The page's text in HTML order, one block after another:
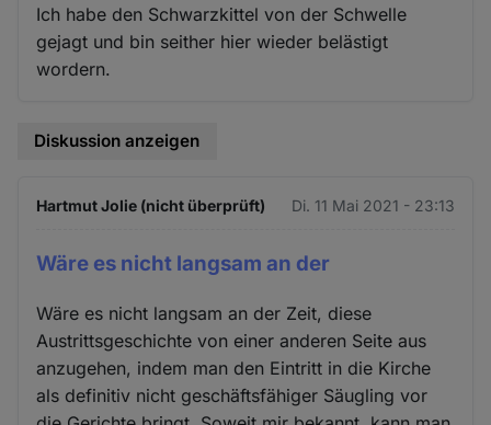
Ich habe den Schwarzkittel von der Schwelle
gejagt und bin seither hier wieder belästigt
wordern.
Diskussion anzeigen
Hartmut Jolie (nicht überprüft) Di. 11 Mai 2021 - 23:13
Wäre es nicht langsam an der
Wäre es nicht langsam an der Zeit, diese
Austrittsgeschichte von einer anderen Seite aus
anzugehen, indem man den Eintritt in die Kirche
als definitiv nicht geschäftsfähiger Säugling vor